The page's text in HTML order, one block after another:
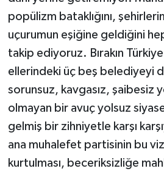
popülizm bataklığını,
uçurumun eşiğine geldiğini
takip ediyoruz. Bırakın
ellerindeki üç beş belediyeyi
sorunsuz, kavgasız, şaibesiz
olmayan bir avuç yolsuz
gelmiş bir zihniyetle karşı
ana muhalefet partisinin bu
kurtulması, beceriksizliğe